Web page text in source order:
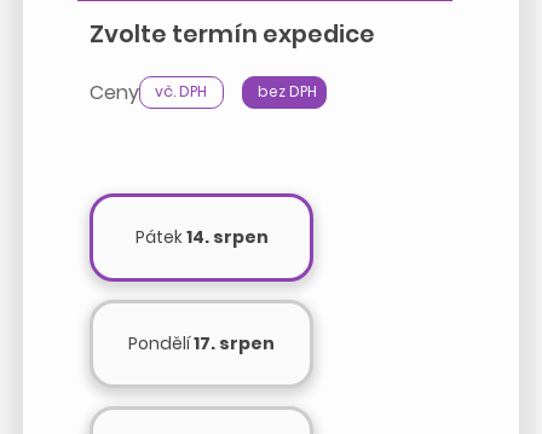
Zvolte termín expedice
Ceny vč. DPH bez DPH
Pátek14. srpen
Pondělí17. srpen